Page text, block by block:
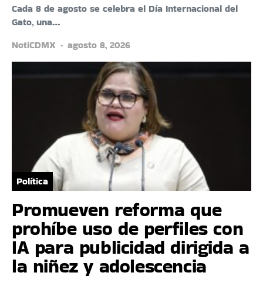
Cada 8 de agosto se celebra el Día Internacional del
Gato, una…
NotiCDMX
agosto 8, 2026
Política
Promueven reforma que
prohíbe uso de perfiles con
IA para publicidad dirigida a
la niñez y adolescencia